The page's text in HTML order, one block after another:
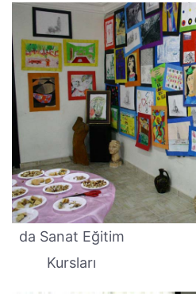
da Sanat Eğitim
Kursları